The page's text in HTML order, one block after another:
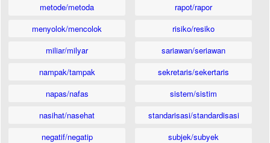
metode/metoda
menyolok/mencolok
miliar/milyar
nampak/tampak
napas/nafas
nasihat/nasehat
negatif/negatip
rapot/rapor
risiko/resiko
sariawan/seriawan
sekretaris/sekertaris
sistem/sistim
standarisasi/standardisasi
subjek/subyek